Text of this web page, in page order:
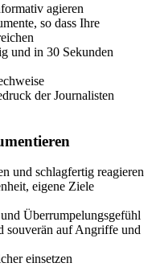
agieren
so dass Ihre
und in 30 Sekunden
der Journalisten
und schlagfertig reagieren
eigene Ziele
Überrumpelungsgefühl
souverän auf Angriffe und
einsetzen